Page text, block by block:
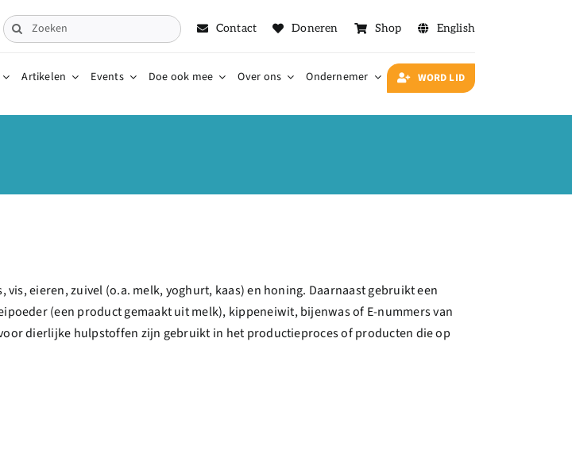
Zoeken
naar:
Contact Doneren Shop English
Artikelen Events Doe ook mee Over ons Ondernemer WORD LID
eieren, zuivel (o.a. melk, yoghurt, kaas) en honing. Daarnaast gebruikt een
(een product gemaakt uit melk), kippeneiwit, bijenwas of E-nummers van
dierlijke hulpstoffen zijn gebruikt in het productieproces of producten die op